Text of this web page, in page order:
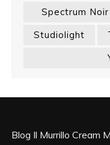
Spectrum
Studiolight
Blog Il Murrillo Cream